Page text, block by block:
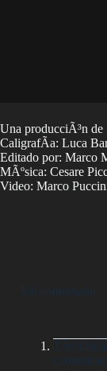
Una producciÃ³n de
CaligrafÃ­a: Luca
Editado por: Marco
MÃºsica: Cesare
Video: Marco
Un comentario